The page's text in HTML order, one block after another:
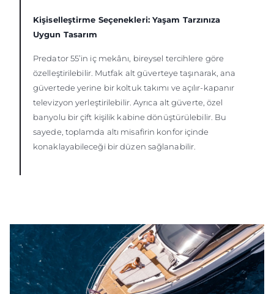
Kişiselleştirme Seçenekleri: Yaşam Tarzınıza
Uygun Tasarım
Predator 55’in iç mekânı, bireysel tercihlere göre
özelleştirilebilir. Mutfak alt güverteye taşınarak, ana
güvertede yerine bir koltuk takımı ve açılır-kapanır
televizyon yerleştirilebilir. Ayrıca alt güverte, özel
banyolu bir çift kişilik kabine dönüştürülebilir. Bu
sayede, toplamda altı misafirin konfor içinde
konaklayabileceği bir düzen sağlanabilir.